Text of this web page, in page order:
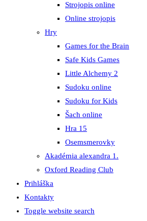
Strojopis online
Online strojopis
Hry
Games for the Brain
Safe Kids Games
Little Alchemy 2
Sudoku online
Sudoku for Kids
Šach online
Hra 15
Osemsmerovky
Akadémia alexandra 1.
Oxford Reading Club
Prihláška
Kontakty
Toggle website search